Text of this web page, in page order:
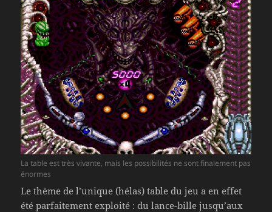
La table est très vivante, mais les possibilités ne sont finalement pas
énormes
Le thème de l’unique (hélas) table du jeu a en effet
été parfaitement exploité : du lance-bille jusqu’aux